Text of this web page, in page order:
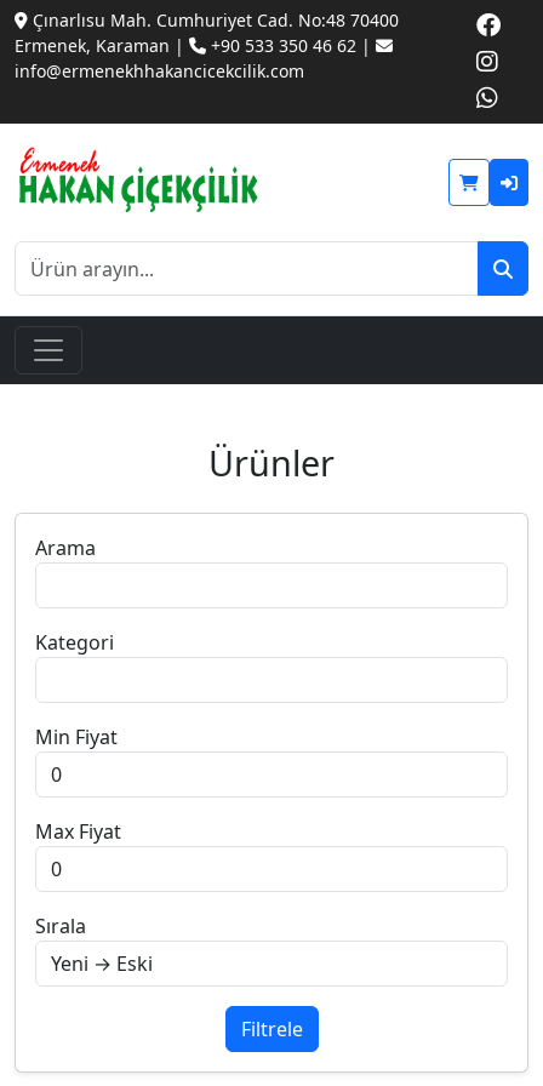
Çınarlısu Mah. Cumhuriyet Cad. No:48 70400
Ermenek, Karaman |
+90 533 350 46 62 |
info@ermenekhhakancicekcilik.com
Ürünler
Arama
Kategori
Min Fiyat
Max Fiyat
Sırala
Filtrele